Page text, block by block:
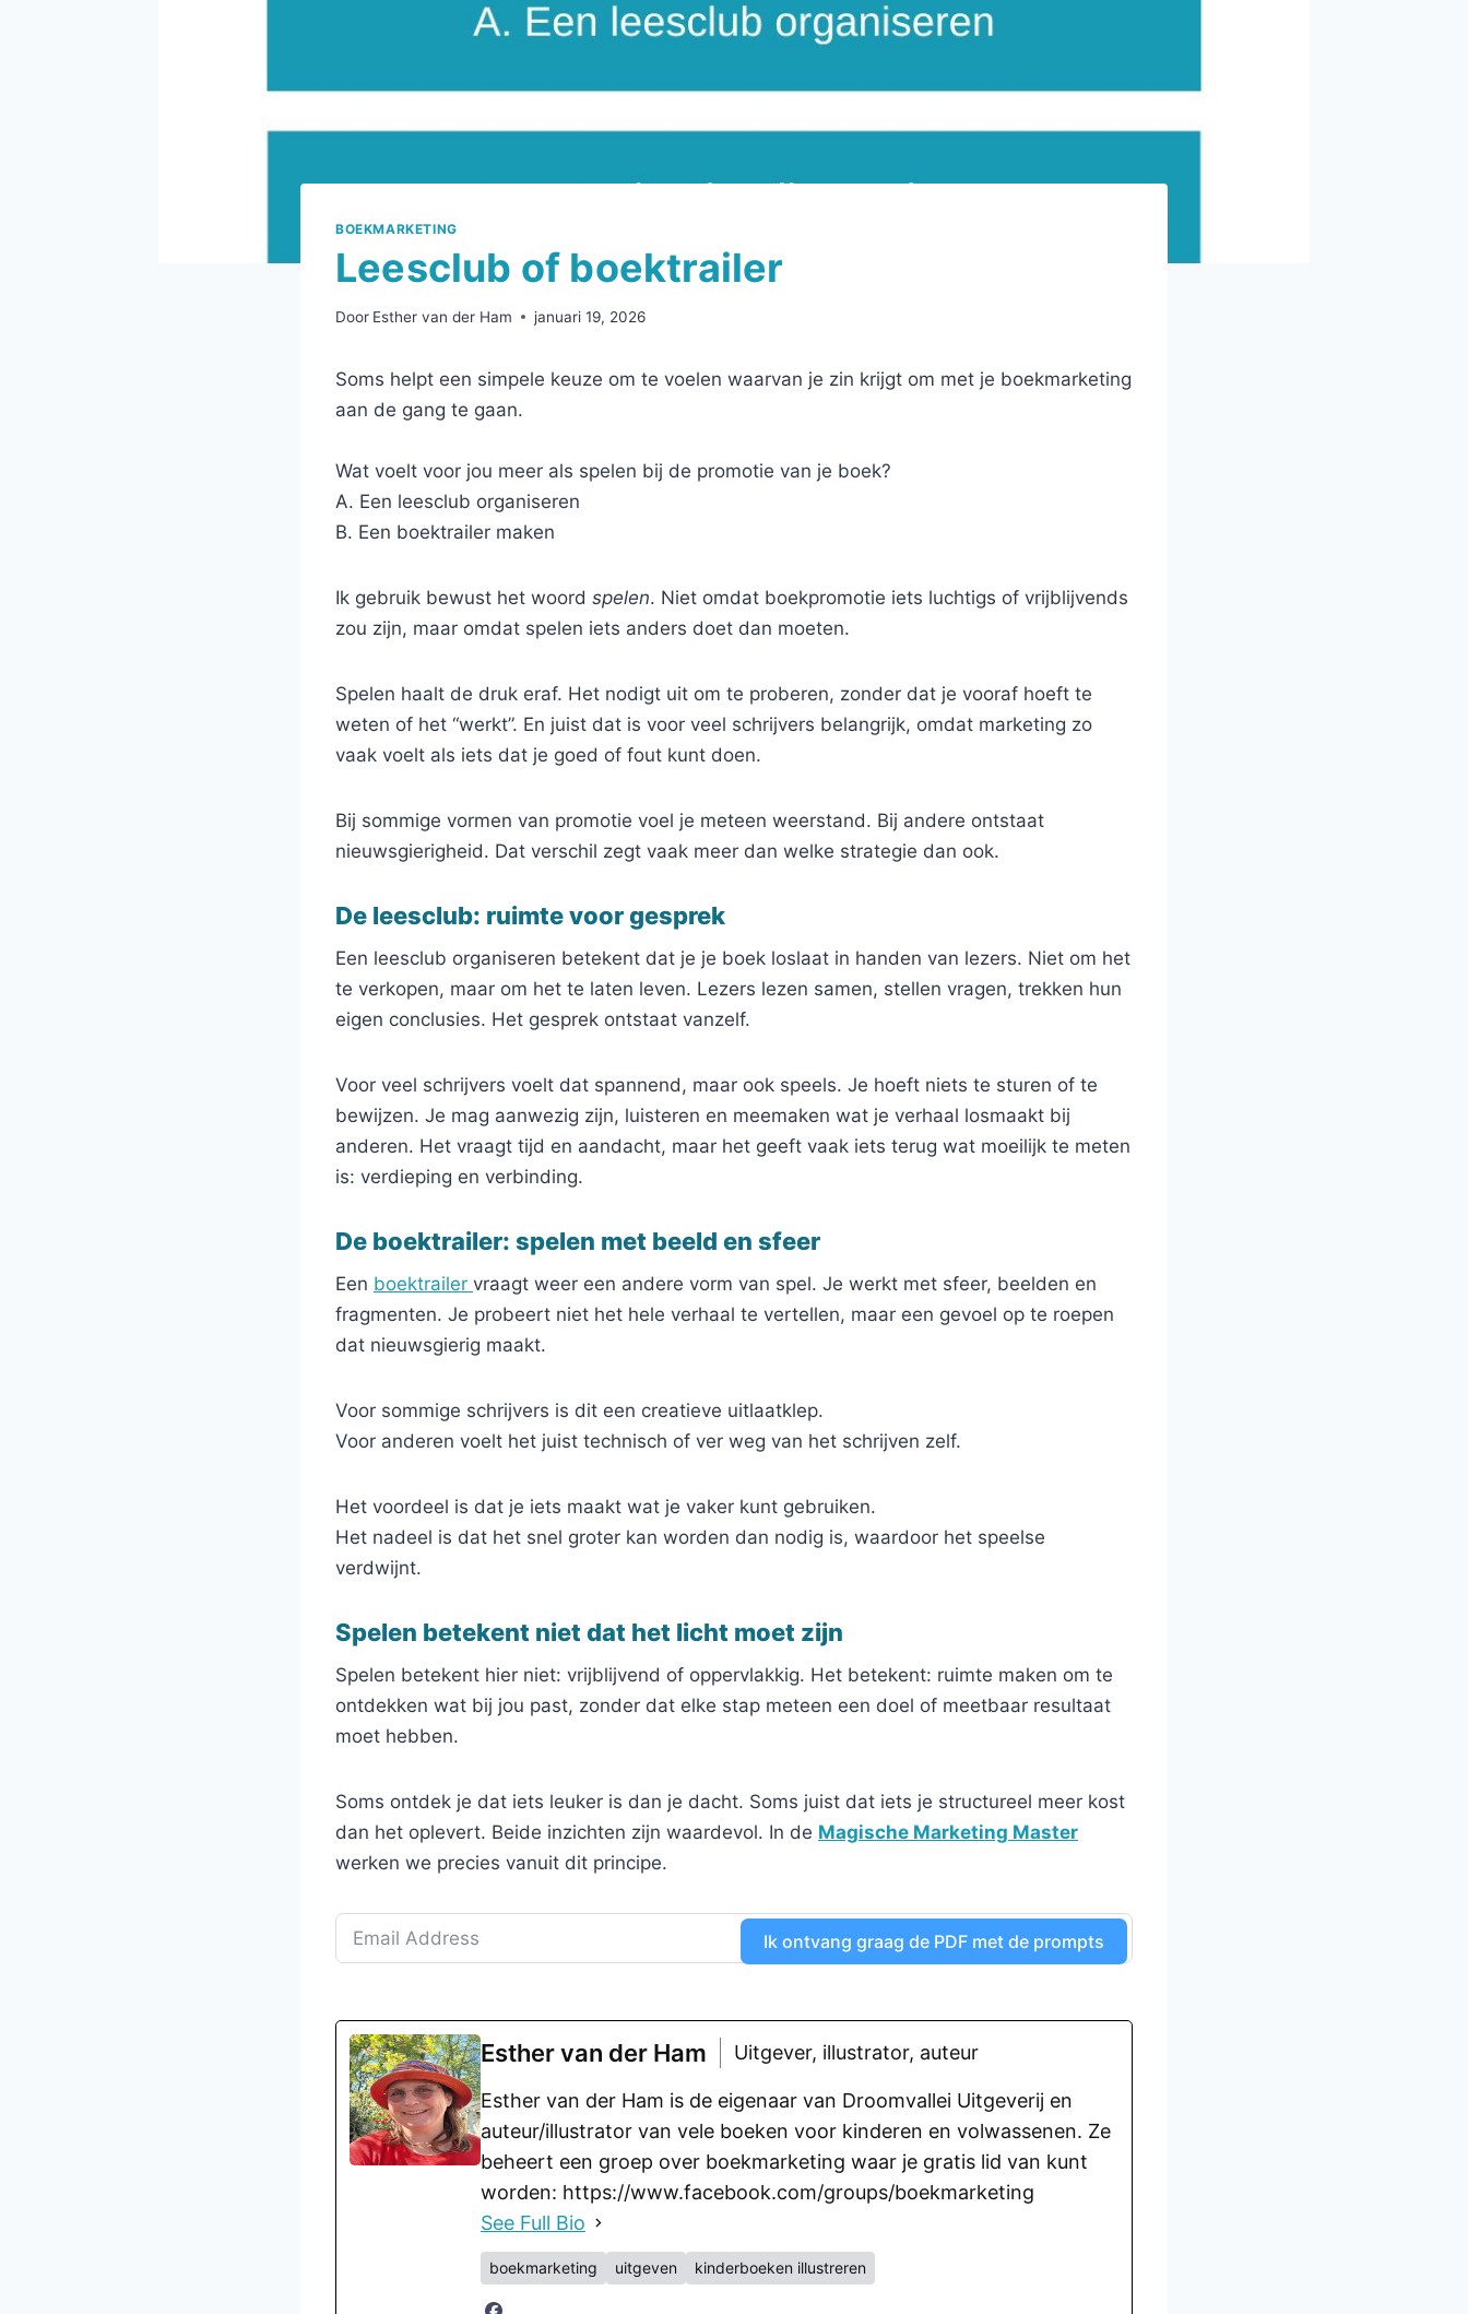
BOEKMARKETING
Leesclub of boektrailer
Door Esther van der Ham januari 19, 2026
Soms helpt een simpele keuze om te voelen waarvan je zin krijgt om met je boekmarketing
aan de gang te gaan.
Wat voelt voor jou meer als spelen bij de promotie van je boek?
A. Een leesclub organiseren
B. Een boektrailer maken
Ik gebruik bewust het woord spelen. Niet omdat boekpromotie iets luchtigs of vrijblijvends
zou zijn, maar omdat spelen iets anders doet dan moeten.
Spelen haalt de druk eraf. Het nodigt uit om te proberen, zonder dat je vooraf hoeft te
weten of het “werkt”. En juist dat is voor veel schrijvers belangrijk, omdat marketing zo
vaak voelt als iets dat je goed of fout kunt doen.
Bij sommige vormen van promotie voel je meteen weerstand. Bij andere ontstaat
nieuwsgierigheid. Dat verschil zegt vaak meer dan welke strategie dan ook.
De leesclub: ruimte voor gesprek
Een leesclub organiseren betekent dat je je boek loslaat in handen van lezers. Niet om het
te verkopen, maar om het te laten leven. Lezers lezen samen, stellen vragen, trekken hun
eigen conclusies. Het gesprek ontstaat vanzelf.
Voor veel schrijvers voelt dat spannend, maar ook speels. Je hoeft niets te sturen of te
bewijzen. Je mag aanwezig zijn, luisteren en meemaken wat je verhaal losmaakt bij
anderen. Het vraagt tijd en aandacht, maar het geeft vaak iets terug wat moeilijk te meten
is: verdieping en verbinding.
De boektrailer: spelen met beeld en sfeer
Een boektrailer vraagt weer een andere vorm van spel. Je werkt met sfeer, beelden en
fragmenten. Je probeert niet het hele verhaal te vertellen, maar een gevoel op te roepen
dat nieuwsgierig maakt.
Voor sommige schrijvers is dit een creatieve uitlaatklep.
Voor anderen voelt het juist technisch of ver weg van het schrijven zelf.
Het voordeel is dat je iets maakt wat je vaker kunt gebruiken.
Het nadeel is dat het snel groter kan worden dan nodig is, waardoor het speelse
verdwijnt.
Spelen betekent niet dat het licht moet zijn
Spelen betekent hier niet: vrijblijvend of oppervlakkig. Het betekent: ruimte maken om te
ontdekken wat bij jou past, zonder dat elke stap meteen een doel of meetbaar resultaat
moet hebben.
Soms ontdek je dat iets leuker is dan je dacht. Soms juist dat iets je structureel meer kost
dan het oplevert. Beide inzichten zijn waardevol. In de Magische Marketing Master
werken we precies vanuit dit principe.
Ik ontvang graag de PDF met de prompts
Esther van der Ham Uitgever, illustrator, auteur
Esther van der Ham is de eigenaar van Droomvallei Uitgeverij en
auteur/illustrator van vele boeken voor kinderen en volwassenen. Ze
beheert een groep over boekmarketing waar je gratis lid van kunt
worden: https://www.facebook.com/groups/boekmarketing
See Full Bio
boekmarketing uitgeven kinderboeken illustreren